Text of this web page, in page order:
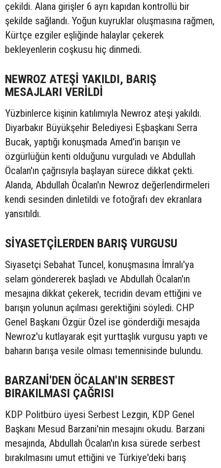
çekildi. Alana girişler 6 ayrı kapıdan kontrollü bir
şekilde sağlandı. Yoğun kuyruklar oluşmasına rağmen,
Kürtçe ezgiler eşliğinde halaylar çekerek
bekleyenlerin coşkusu hiç dinmedi.
NEWROZ ATEŞİ YAKILDI, BARIŞ
MESAJLARI VERİLDİ
Yüzbinlerce kişinin katılımıyla Newroz ateşi yakıldı.
Diyarbakır Büyükşehir Belediyesi Eşbaşkanı Serra
Bucak, yaptığı konuşmada Amed'in barışın ve
özgürlüğün kenti olduğunu vurguladı ve Abdullah
Öcalan'ın çağrısıyla başlayan sürece dikkat çekti.
Alanda, Abdullah Öcalan'ın Newroz değerlendirmeleri
kendi sesinden dinletildi ve fotoğrafı dev ekranlara
yansıtıldı.
SİYASETÇİLERDEN BARIŞ VURGUSU
Siyasetçi Sebahat Tuncel, konuşmasına İmralı'ya
selam göndererek başladı ve Abdullah Öcalan'ın
mesajına dikkat çekerek, tecridin devam ettiğini ve
barışın yolunun açılması gerektiğini söyledi. CHP
Genel Başkanı Özgür Özel ise gönderdiği mesajda
Newroz'u kutlayarak eşit yurttaşlık vurgusu yaptı ve
baharın barışa vesile olması temennisinde bulundu.
BARZANİ'DEN ÖCALAN'IN SERBEST
BIRAKILMASI ÇAĞRISI
KDP Politbüro üyesi Serbest Lezgin, KDP Genel
Başkanı Mesud Barzani'nin mesajını okudu. Barzani
mesajında, Abdullah Öcalan'ın kısa sürede serbest
bırakılmasını umut ettiğini ve Türkiye'deki barış